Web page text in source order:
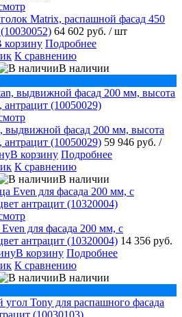
Matrix, распашной фасад 450
64 602 руб. / шт
корзину Подробнее
К сравнению
В наличии
выдвижной фасад 200 мм, высота
антрацит (10050029) 59 946 руб. /
В корзину Подробнее
К сравнению
В наличии
для фасада 200 мм, с
антрацит (10320004) 14 356 руб.
В корзину Подробнее
К сравнению
В наличии